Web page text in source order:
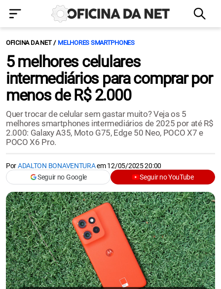
OFICINA DA NET MELHORES SMARTPHONES
5 melhores celulares
intermediários para comprar por
menos de R$ 2.000
Quer trocar de celular sem gastar muito? Veja os 5
melhores smartphones intermediários de 2025 por até R$
2.000: Galaxy A35, Moto G75, Edge 50 Neo, POCO X7 e
POCO X6 Pro.
PorADALTON BONAVENTURAem12/05/2025 20:00
Seguir no Google
Seguir no YouTube